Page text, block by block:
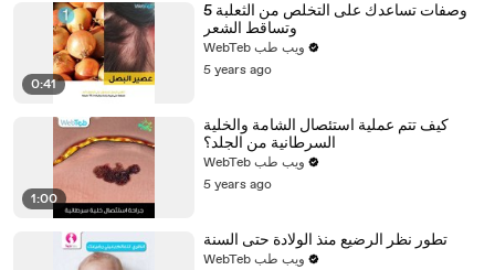
0:41
5 وصفات تساعدك على التخلص من الثعلبة
وتساقط الشعر
WebTeb ويب طب
5 years ago
1:00
كيف تتم عملية استئصال الشامة والخلية
السرطانية من الجلد؟
WebTeb ويب طب
5 years ago
تطور نظر الرضيع منذ الولادة حتى السنة
WebTeb ويب طب